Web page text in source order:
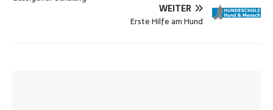
WEITER
Erste Hilfe am Hund